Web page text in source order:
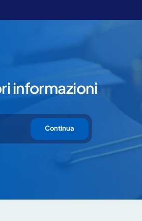
informazioni
Continua